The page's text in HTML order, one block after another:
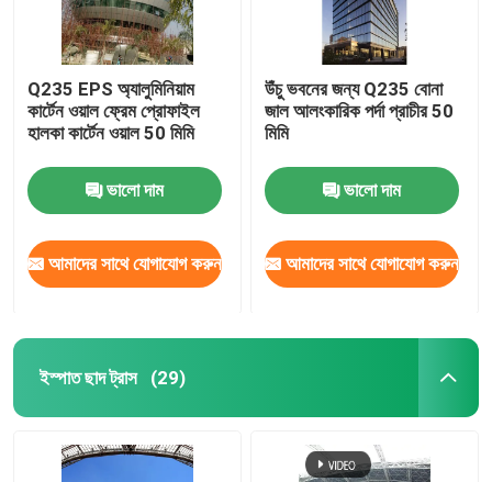
Q235 EPS অ্যালুমিনিয়াম
কার্টেন ওয়াল ফ্রেম প্রোফাইল
হালকা কার্টেন ওয়াল 50 মিমি
ভালো দাম
আমাদের সাথে যোগাযোগ করুন
উঁচু ভবনের জন্য Q235 বোনা
জাল আলংকারিক পর্দা প্রাচীর 50
মিমি
ভালো দাম
আমাদের সাথে যোগাযোগ করুন
ইস্পাত ছাদ ট্রাস (29)